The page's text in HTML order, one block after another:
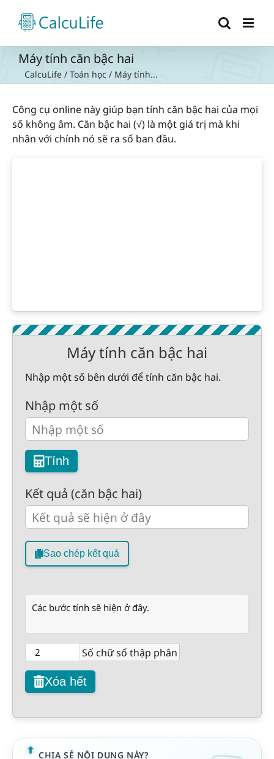
content
Máy tính căn bậc hai
CalcuLife / Toán học / Máy tính...
Công cụ online này giúp bạn tính căn bậc hai của mọi
số không âm. Căn bậc hai (√) là một giá trị mà khi
nhân với chính nó sẽ ra số ban đầu.
Máy tính căn bậc hai
Nhập một số bên dưới để tính căn bậc hai.
Nhập một số
Tính
Kết quả (căn bậc hai)
Sao chép kết quả
Các bước tính sẽ hiện ở đây.
Số chữ số thập phân
Xóa hết
CHIA SẺ NỘI DUNG NÀY?